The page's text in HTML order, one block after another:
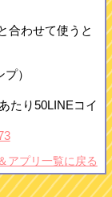
合わせて使うと
）
たり50LINEコイ
アプリ一覧に戻る